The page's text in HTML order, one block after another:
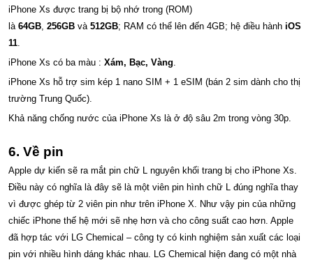
iPhone Xs được trang bị bộ nhớ trong (ROM)
là 64GB, 256GB và 512GB; RAM có thể lên đến 4GB; hệ điều hành iOS
11.
iPhone Xs có ba màu : Xám, Bạc, Vàng.
iPhone Xs hỗ trợ sim kép 1 nano SIM + 1 eSIM (bán 2 sim dành cho thị
trường Trung Quốc).
Khả năng chống nước của iPhone Xs là ở độ sâu 2m trong vòng 30p.
6. Về pin
Apple dự kiến sẽ ra mắt pin chữ L nguyên khối trang bị cho iPhone Xs.
Điều này có nghĩa là đây sẽ là một viên pin hình chữ L đúng nghĩa thay
vì được ghép từ 2 viên pin như trên iPhone X. Như vậy pin của những
chiếc iPhone thế hệ mới sẽ nhẹ hơn và cho công suất cao hơn. Apple
đã hợp tác với LG Chemical – công ty có kinh nghiệm sản xuất các loại
pin với nhiều hình dáng khác nhau. LG Chemical hiện đang có một nhà